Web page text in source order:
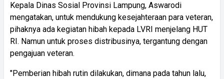
Kepala Dinas Sosial Provinsi Lampung, Aswarodi
mengatakan, untuk mendukung kesejahteraan para veteran,
pihaknya ada kegiatan hibah kepada LVRI menjelang HUT
RI. Namun untuk proses distribusinya, tergantung dengan
pengajuan veteran.
"Pemberian hibah rutin dilakukan, dimana pada tahun lalu,